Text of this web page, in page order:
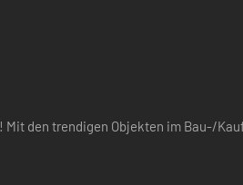
den trendigen Objekten im Bau-/